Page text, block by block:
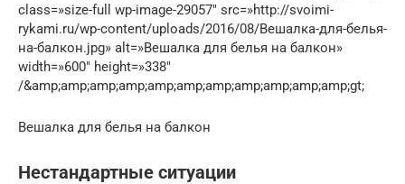
class=»size-full wp-image-29057″ src=»http://svoimi-
rykami.ru/wp-content/uploads/2016/08/Вешалка-для-белья-
на-балкон.jpg» alt=»Вешалка для белья на балкон»
width=»600″ height=»338″
/&amp;amp;amp;amp;amp;amp;amp;amp;amp;amp;amp;gt;
Вешалка для белья на балкон
Нестандартные ситуации